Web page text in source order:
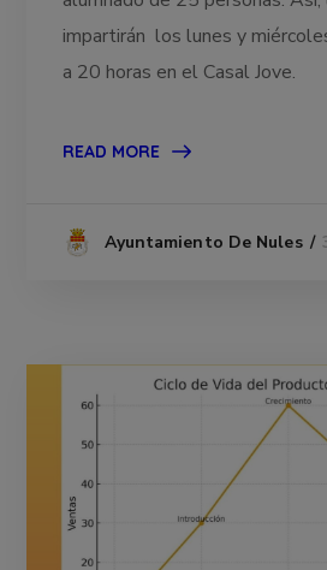
impartirán los lunes y
a 20 horas en el Casal Jove.
READ MORE
Ayuntamiento De Nules